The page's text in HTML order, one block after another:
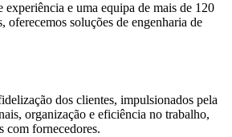
experiência e uma equipa de mais de 120
oferecemos soluções de engenharia de
dos clientes, impulsionados pela
organização e eficiência no trabalho,
com fornecedores.